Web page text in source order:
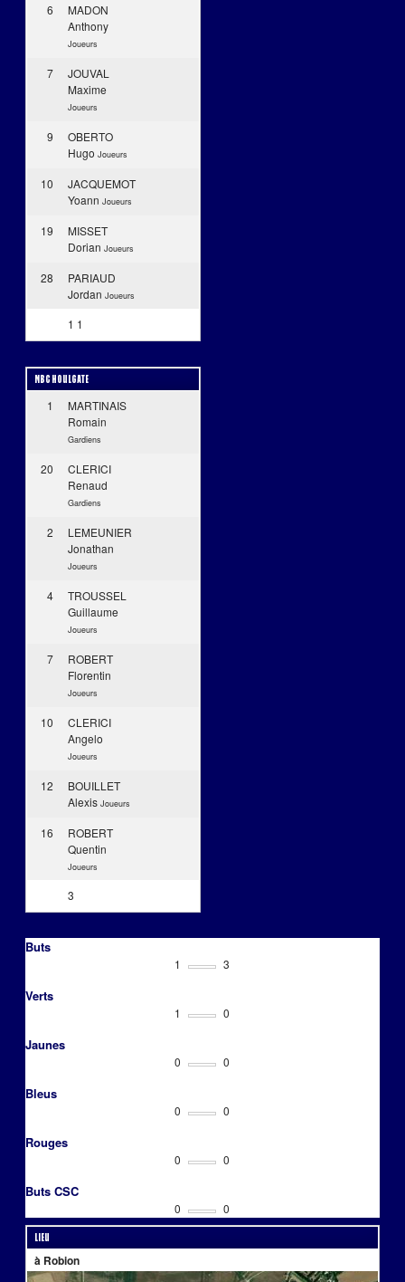
6
MADON
Anthony
Joueurs
7
JOUVAL
Maxime
Joueurs
9
OBERTO
Hugo Joueurs
10
JACQUEMOT
Yoann Joueurs
19
MISSET
Dorian Joueurs
28
PARIAUD
Jordan Joueurs
1 1
MBC HOULGATE
1
MARTINAIS
Romain
Gardiens
20
CLERICI
Renaud
Gardiens
2
LEMEUNIER
Jonathan
Joueurs
4
TROUSSEL
Guillaume
Joueurs
7
ROBERT
Florentin
Joueurs
10
CLERICI
Angelo
Joueurs
12
BOUILLET
Alexis Joueurs
16
ROBERT
Quentin
Joueurs
3
Buts
1 3
Verts
1 0
Jaunes
0 0
Bleus
0 0
Rouges
0 0
Buts CSC
0 0
Lieu
à Robion